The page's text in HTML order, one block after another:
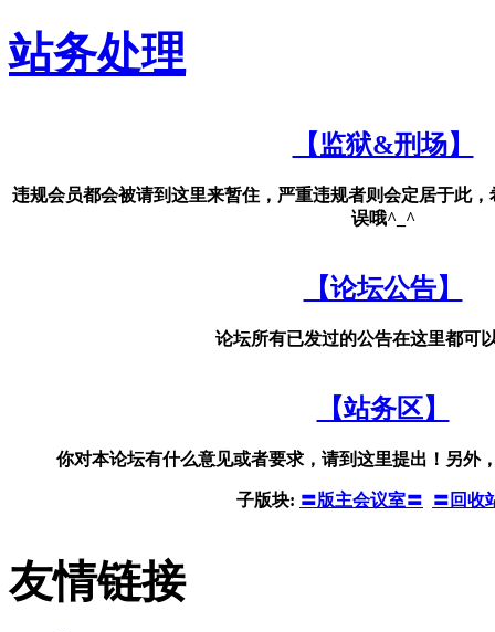
站务处理
【监狱&刑场】
违规会员都会被请到这里来暂住，严重违规者则会定居于此
误哦^_^
【论坛公告】
论坛所有已发过的公告在这里都可
【站务区】
你对本论坛有什么意见或者要求，请到这里提出！另外
子版块: 〓版主会议室〓 〓回收
友情链接